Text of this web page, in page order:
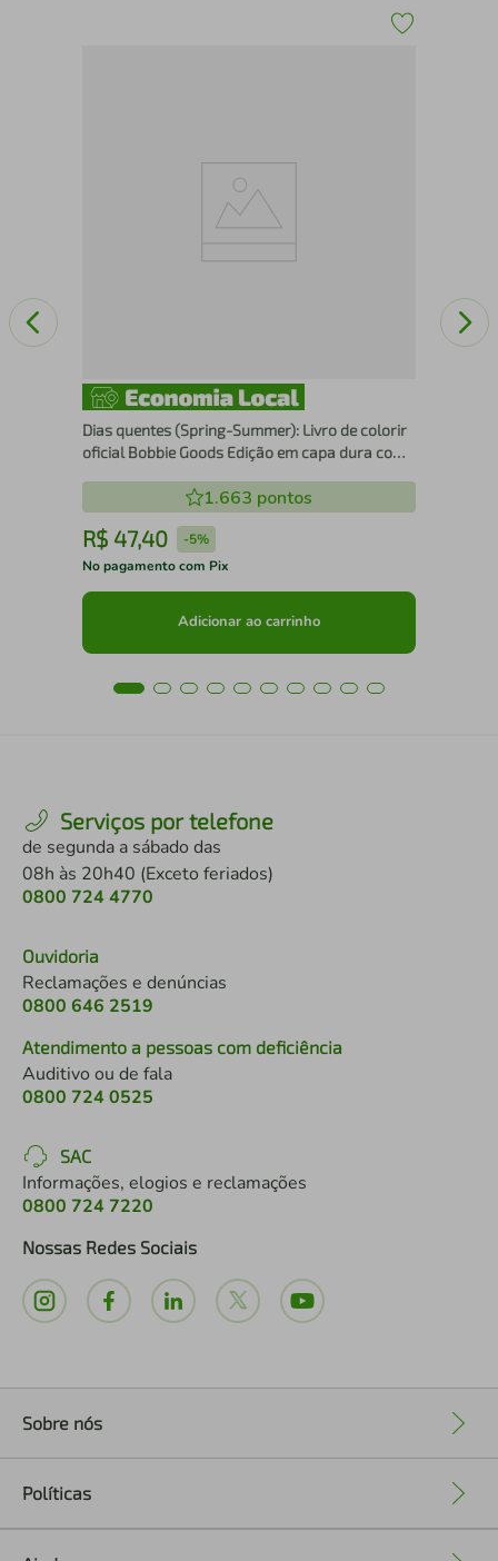
Dias quentes (Spring-Summer): Livro de colorir
oficial Bobbie Goods Edição em capa dura com
1.663 pontos
R$ 47,40 -5%
No pagamento com Pix
Adicionar ao carrinho
Serviços por telefone
de segunda a sábado das
08h às 20h40 (Exceto feriados)
0800 724 4770
Ouvidoria
Reclamações e denúncias
0800 646 2519
Atendimento a pessoas com deficiência
Auditivo ou de fala
0800 724 0525
SAC
Informações, elogios e reclamações
0800 724 7220
Nossas Redes Sociais
Sobre nós
Políticas